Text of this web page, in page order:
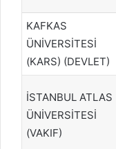
KAFKAS
ÜNİVERSİTESİ
(KARS) (DEVLET)
İSTANBUL ATLAS
ÜNİVERSİTESİ
(VAKIF)